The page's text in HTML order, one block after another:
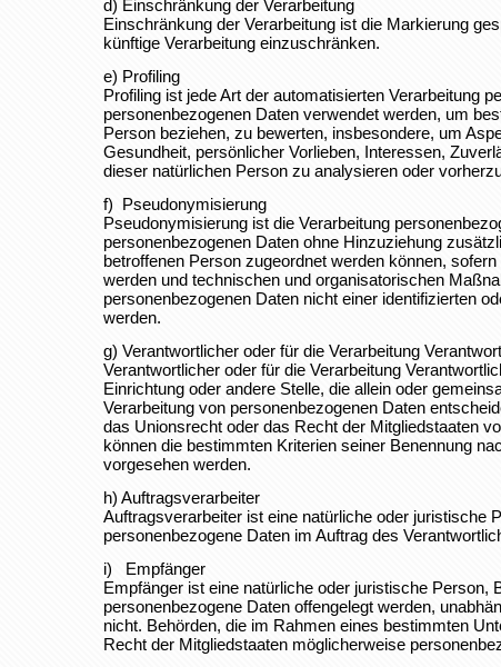
d) Einschränkung der Verarbeitung
Einschränkung der Verarbeitung ist die Markierung
künftige Verarbeitung einzuschränken.
e) Profiling
Profiling ist jede Art der automatisierten Verarbeitung
personenbezogenen Daten verwendet werden, um
Person beziehen, zu bewerten, insbesondere, um
Gesundheit, persönlicher Vorlieben, Interessen,
dieser natürlichen Person zu analysieren oder
f) Pseudonymisierung
Pseudonymisierung ist die Verarbeitung
personenbezogenen Daten ohne Hinzuziehung
betroffenen Person zugeordnet werden können,
werden und technischen und organisatorischen
personenbezogenen Daten nicht einer identifizierten
werden.
g) Verantwortlicher oder für die Verarbeitung
Verantwortlicher oder für die Verarbeitung
Einrichtung oder andere Stelle, die allein oder
Verarbeitung von personenbezogenen Daten
das Unionsrecht oder das Recht der Mitgliedstaaten
können die bestimmten Kriterien seiner Benennung
vorgesehen werden.
h) Auftragsverarbeiter
Auftragsverarbeiter ist eine natürliche oder juristische
personenbezogene Daten im Auftrag des
i) Empfänger
Empfänger ist eine natürliche oder juristische Person,
personenbezogene Daten offengelegt werden,
nicht. Behörden, die im Rahmen eines bestimmten
Recht der Mitgliedstaaten möglicherweise